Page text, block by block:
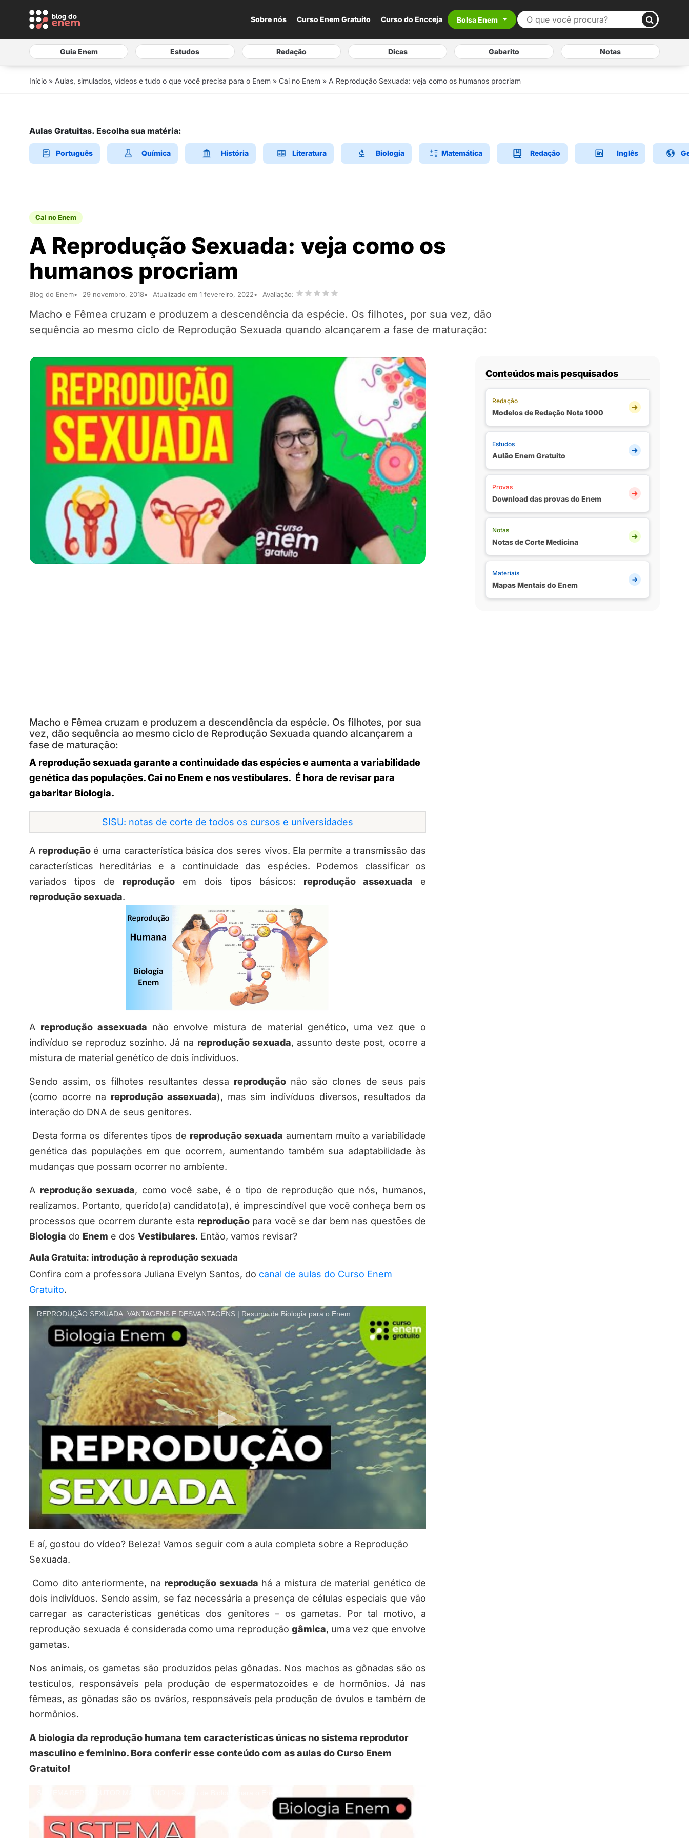
Sobre nós Curso Enem Gratuito Curso do Encceja Bolsa Enem
Guia Enem Estudos Redação Dicas Gabarito Notas
Início » Aulas, simulados, vídeos e tudo o que você precisa para o Enem » Cai no Enem » A Reprodução Sexuada: veja como os humanos procriam
Aulas Gratuitas. Escolha sua matéria:
Português Química História Literatura Biologia Matemática Redação Inglês
Cai no Enem
A Reprodução Sexuada: veja como os
humanos procriam
Blog do Enem 29 novembro, 2018 Atualizado em 1 fevereiro, 2022 Avaliação:
Macho e Fêmea cruzam e produzem a descendência da espécie. Os filhotes, por sua vez, dão
sequência ao mesmo ciclo de Reprodução Sexuada quando alcançarem a fase de maturação:
Macho e Fêmea cruzam e produzem a descendência da espécie. Os filhotes, por sua
vez, dão sequência ao mesmo ciclo de Reprodução Sexuada quando alcançarem a
fase de maturação:
A reprodução sexuada garante a continuidade das espécies e aumenta a variabilidade
genética das populações. Cai no Enem e nos vestibulares. É hora de revisar para
gabaritar Biologia.
SISU: notas de corte de todos os cursos e universidades
A reproduçãoé uma característica básica dos seres vivos. Ela permite a transmissão das
características hereditárias e a continuidade das espécies. Podemos classificar os
variados tipos de reprodução em dois tipos básicos: reprodução assexuada e
reprodução sexuada.
A reprodução assexuada não envolve mistura de material genético, uma vez que o
indivíduo se reproduz sozinho. Já na reprodução sexuada, assunto deste post, ocorre a
mistura de material genético de dois indivíduos.
Sendo assim, os filhotes resultantes dessa reprodução não são clones de seus pais
(como ocorre na reprodução assexuada), mas sim indivíduos diversos, resultados da
interação do DNA de seus genitores.
Desta forma os diferentes tipos de reprodução sexuada aumentam muito a variabilidade
genética das populações em que ocorrem, aumentando também sua adaptabilidade às
mudanças que possam ocorrer no ambiente.
A reprodução sexuada, como você sabe, é o tipo de reprodução que nós, humanos,
realizamos. Portanto, querido(a) candidato(a), é imprescindível que você conheça bem os
processos que ocorrem durante esta reproduçãopara você se dar bem nas questões de
Biologia do Enem e dos Vestibulares. Então, vamos revisar?
Aula Gratuita: introdução à reprodução sexuada
Confira com a professora Juliana Evelyn Santos, do canal de aulas do Curso Enem
Gratuito.
REPRODUÇÃO SEXUADA: VANTAGENS E DESVANTAGENS | Resumo de Biologia para o Enem
E aí, gostou do vídeo? Beleza! Vamos seguir com a aula completa sobre a Reprodução
Sexuada.
Como dito anteriormente, na reprodução sexuada há a mistura de material genético de
dois indivíduos. Sendo assim, se faz necessária a presença de células especiais que vão
carregar as características genéticas dos genitores – os gametas. Por tal motivo, a
reprodução sexuada é considerada como uma reprodução gâmica, uma vez que envolve
gametas.
Nos animais, os gametas são produzidos pelas gônadas. Nos machos as gônadas são os
testículos, responsáveis pela produção de espermatozoides e de hormônios. Já nas
fêmeas, as gônadas são os ovários, responsáveis pela produção de óvulos e também de
hormônios.
A biologia da reprodução humana tem características únicas no sistema reprodutor
masculino e feminino. Bora conferir esse conteúdo com as aulas do Curso Enem
Gratuito!
Conteúdos mais pesquisados
Redação
Modelos de Redação Nota 1000
Estudos
Aulão Enem Gratuito
Provas
Download das provas do Enem
Notas
Notas de Corte Medicina
Materiais
Mapas Mentais do Enem